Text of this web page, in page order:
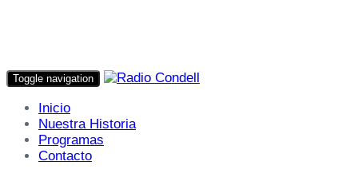
Toggle navigation
Inicio
Nuestra Historia
Programas
Contacto